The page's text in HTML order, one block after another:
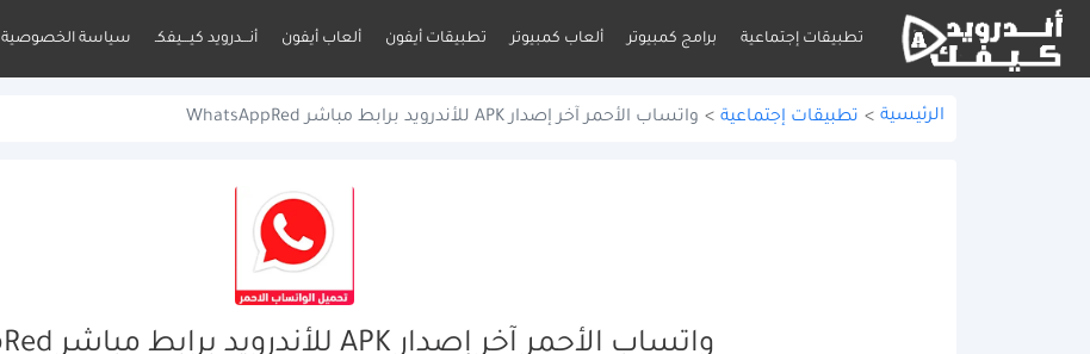
تطبيقات إجتماعية برامج كمبيوتر ألعاب كمبيوتر تطبيقات أيفون ألعاب أيفون أنـــدرويد كيـــيفكـ سياسة الخصوصية
الرئيسية > تطبيقات إجتماعية > واتساب الأحمر آخر إصدار APK للأندرويد برابط مباشر WhatsAppRed
واتساب الأحمر آخر إصدار APK للأندرويد برابط مباشر WhatsAppRed